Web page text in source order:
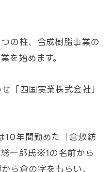
の柱、合成樹脂事業の
を始めます。
「四国実業株式会社」
10年間勤めた「倉敷紡
一郎氏※1の名前から
ら倉の字をもらい、